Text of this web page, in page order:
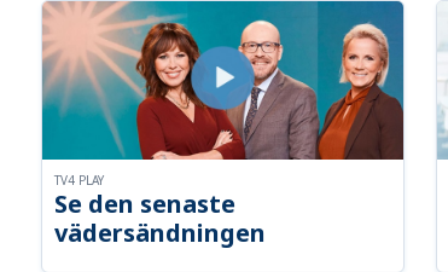
Se den senaste
vädersändningen
TV4 PLAY